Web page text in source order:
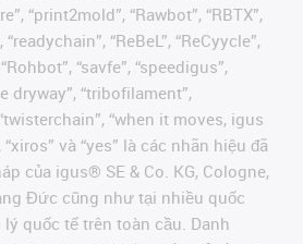
“print2mold”, “Rawbot”, “RBTX”,
“readychain”, “ReBeL”, “ReCyycle”,
“savfe”, “speedigus”,
dryway”, “tribofilament”,
“when it moves, igus
và “yes” là các nhãn hiệu đã
của igus® SE & Co. KG, Cologne,
Đức cũng như tại nhiều quốc
quốc tế trên toàn cầu. Danh